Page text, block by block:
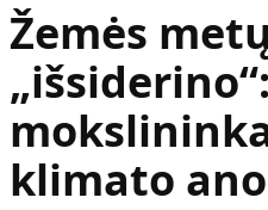
Gyvenimas
Įdomybės
Mada
Mokslas
Namai ir interjeras
Žemės
„išsiderino“:
klimato